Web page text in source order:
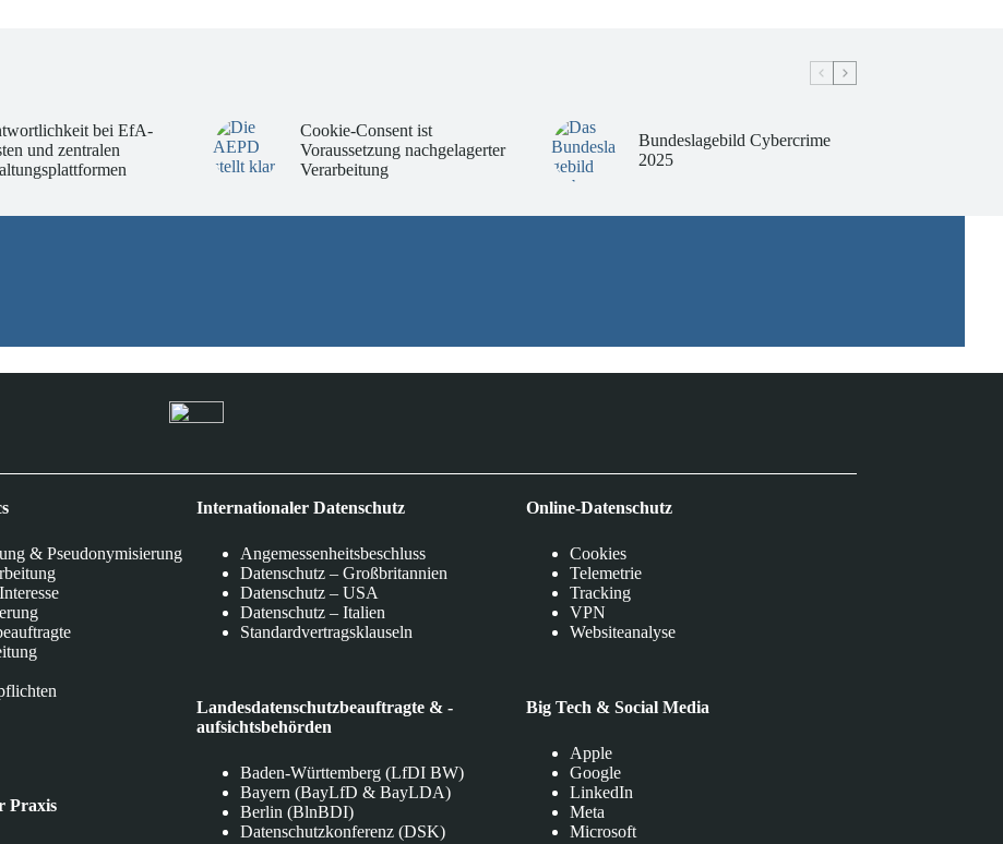
bei EfA-
und zentralen
Cookie-Consent ist
Voraussetzung nachgelagerter
Verarbeitung
Bundeslagebild Cybercrime
2025
& Pseudonymisierung
Praxis
Internationaler Datenschutz
Angemessenheitsbeschluss
Datenschutz – Großbritannien
Datenschutz – USA
Datenschutz – Italien
Standardvertragsklauseln
Landesdatenschutzbeauftragte & -
aufsichtsbehörden
Baden-Württemberg (LfDI BW)
Bayern (BayLfD & BayLDA)
Berlin (BlnBDI)
Datenschutzkonferenz (DSK)
Online-Datenschutz
Cookies
Telemetrie
Tracking
VPN
Websiteanalyse
Big Tech & Social Media
Apple
Google
LinkedIn
Meta
Microsoft